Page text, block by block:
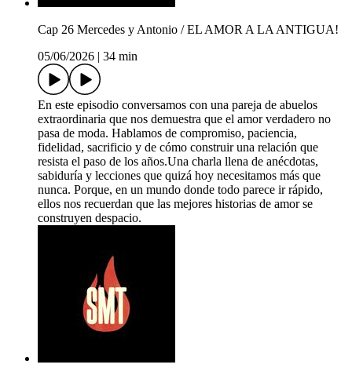
Cap 26 Mercedes y Antonio / EL AMOR A LA ANTIGUA!
05/06/2026
34 min
En este episodio conversamos con una pareja de abuelos
extraordinaria que nos demuestra que el amor verdadero no
pasa de moda. Hablamos de compromiso, paciencia,
fidelidad, sacrificio y de cómo construir una relación que
resista el paso de los años.Una charla llena de anécdotas,
sabiduría y lecciones que quizá hoy necesitamos más que
nunca. Porque, en un mundo donde todo parece ir rápido,
ellos nos recuerdan que las mejores historias de amor se
construyen despacio.